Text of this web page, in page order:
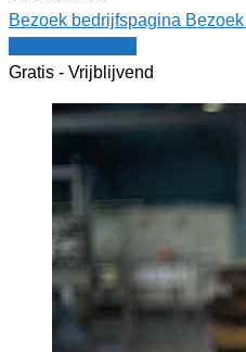
Bezoek bedrijfspagina
Gratis - Vrijblijvend